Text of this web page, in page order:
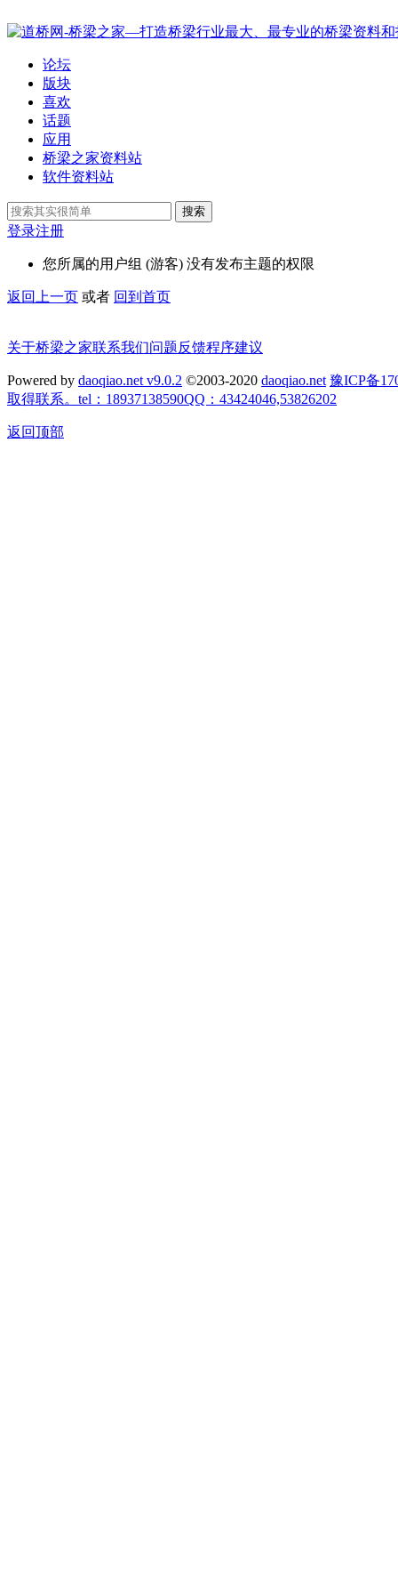
论坛
版块
喜欢
话题
应用
桥梁之家资料站
软件资料站
搜索
登录注册
您所属的用户组 (游客) 没有发布主题的权限
返回上一页 或者 回到首页
关于桥梁之家联系我们问题反馈程序建议
Powered by daoqiao.net v9.0.2 ©2003-2020 daoqiao.net 豫ICP备
取得联系。tel：18937138590QQ：43424046,53826202
返回顶部